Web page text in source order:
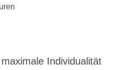
Individualität